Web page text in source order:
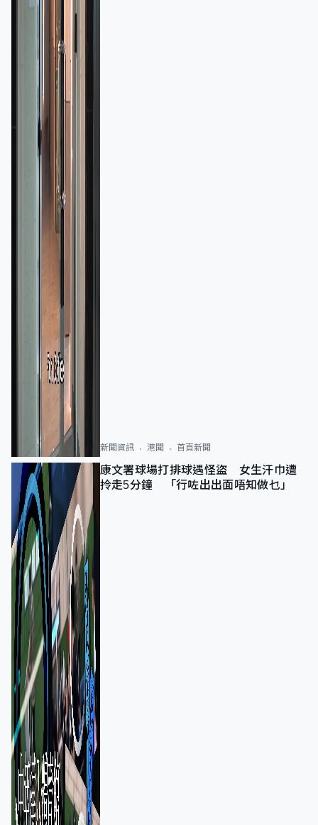
新聞資訊 港聞 首頁新聞
康文署球場打排球遇怪盜 女生汗巾遭
拎走5分鐘 「行咗出出面唔知做乜」